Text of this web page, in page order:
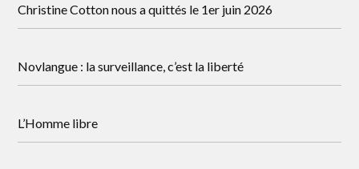
Christine Cotton nous a quittés le 1er juin 2026
Novlangue : la surveillance, c’est la liberté
L’Homme libre